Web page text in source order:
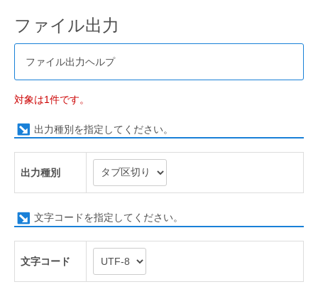
ファイル出力
ファイル出力ヘルプ
対象は1件です。
出力種別を指定してください。
出力種別
文字コードを指定してください。
文字コード